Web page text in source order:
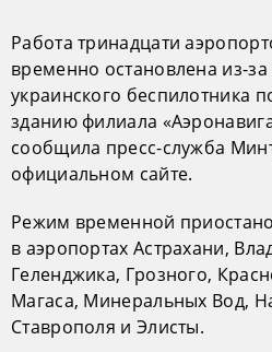
Работа тринадцати
временно остановлена из-
украинского беспилотника
зданию филиала
сообщила пресс-служба
официальном сайте.
Режим временной
в аэропортах Астрахани,
Геленджика, Грозного,
Магаса, Минеральных Вод,
Ставрополя и Элисты.